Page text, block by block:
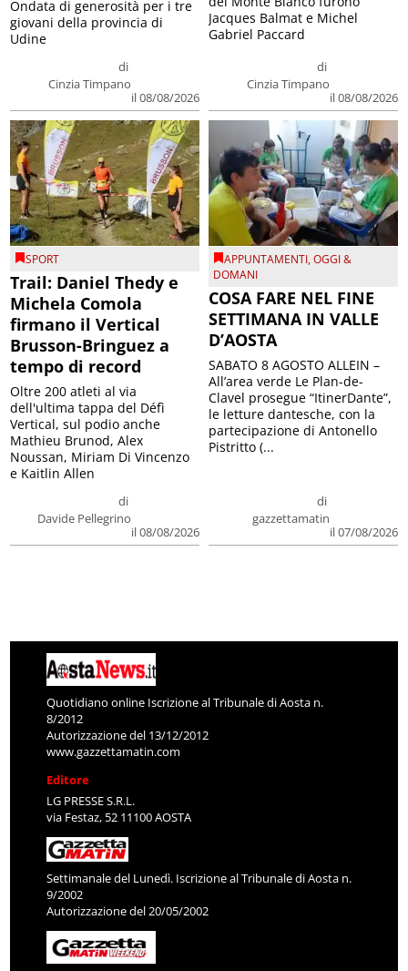
di
Cinzia Timpano
il 08/08/2026
Ondata di generosità per i tre
giovani della provincia di
Udine
di
Cinzia Timpano
il 08/08/2026
Jacques Balmat e Michel
Gabriel Paccard
SPORT
Trail: Daniel Thedy e
Michela Comola
firmano il Vertical
Brusson-Bringuez a
tempo di record
di
Davide Pellegrino
il 08/08/2026
Oltre 200 atleti al via
dell'ultima tappa del Défì
Vertical, sul podio anche
Mathieu Brunod, Alex
Noussan, Miriam Di Vincenzo
e Kaitlin Allen
APPUNTAMENTI,OGGI &
DOMANI
COSA FARE NEL FINE
SETTIMANA IN VALLE
D’AOSTA
di
gazzettamatin
il 07/08/2026
SABATO 8 AGOSTO ALLEIN –
All’area verde Le Plan-de-
Clavel prosegue “ItinerDante”,
le letture dantesche, con la
partecipazione di Antonello
Pistritto (...
Quotidiano online Iscrizione al Tribunale di Aosta n.
8/2012
Autorizzazione del 13/12/2012
www.gazzettamatin.com
Editore
LG PRESSE S.R.L.
via Festaz, 52 11100 AOSTA
Settimanale del Lunedì. Iscrizione al Tribunale di Aosta n.
9/2002
Autorizzazione del 20/05/2002